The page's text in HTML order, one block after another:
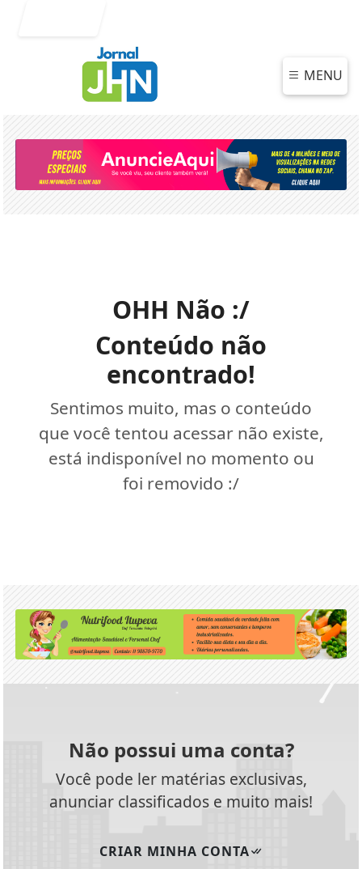
MENU
OHH Não :/
Conteúdo não
encontrado!
Sentimos muito, mas o conteúdo
que você tentou acessar não existe,
está indisponível no momento ou
foi removido :/
Não possui uma conta?
Você pode ler matérias exclusivas,
anunciar classificados e muito mais!
CRIAR MINHA CONTA